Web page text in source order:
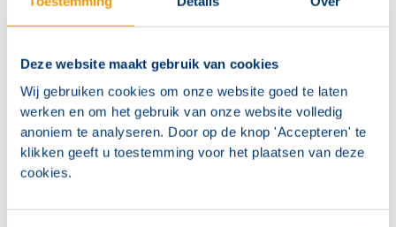
Deze website maakt gebruik van cookies
Wij gebruiken cookies om onze website goed te laten
werken en om het gebruik van onze website volledig
anoniem te analyseren. Door op de knop 'Accepteren' te
klikken geeft u toestemming voor het plaatsen van deze
cookies.
Configureren en inbedrijfstellen van Hertek
Na afloop ontvangt u een persoonlijk
deelnamecertificaat.
Aanmelden Hertek e-campus